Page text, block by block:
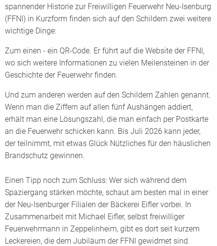
spannender Historie zur Freiwilligen Feuerwehr Neu-Isenburg
(FFNI) in Kurzform finden sich auf den Schildern zwei weitere
wichtige Dinge:
Zum einen - ein QR-Code. Er führt auf die Website der FFNI,
wo sich weitere Informationen zu vielen Meilensteinen in der
Geschichte der Feuerwehr finden.
Und zum anderen werden auf den Schildern Zahlen genannt.
Wenn man die Ziffern auf allen fünf Aushängen addiert,
erhält man eine Lösungszahl, die man einfach per Postkarte
an die Feuerwehr schicken kann. Bis Juli 2026 kann jeder,
der teilnimmt, mit etwas Glück Nützliches für den häuslichen
Brandschutz gewinnen.
Einen Tipp noch zum Schluss: Wer sich während dem
Spaziergang stärken möchte, schaut am besten mal in einer
der Neu-Isenburger Filialen der Bäckerei Eifler vorbei. In
Zusammenarbeit mit Michael Eifler, selbst freiwilliger
Feuerwehrmann in Zeppelinheim, gibt es dort seit kurzem
Leckereien, die dem Jubiläum der FFNI gewidmet sind.